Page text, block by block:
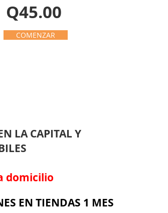
COMENZAR
Q45.00
LA CAPITAL Y
domicilio
EN TIENDAS 1 MES